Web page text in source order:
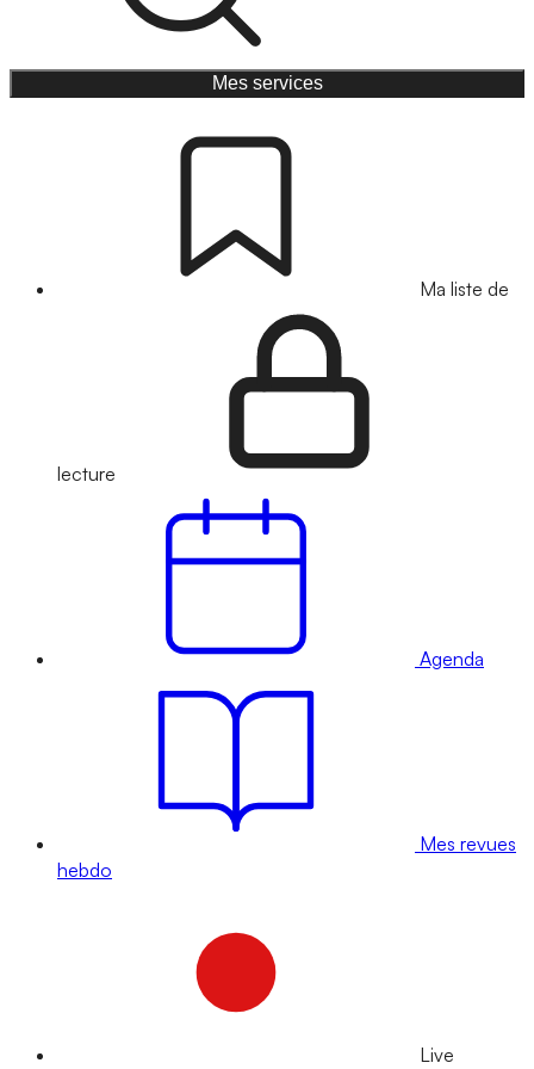
Mes services
Ma liste de
lecture
Agenda
Mes revues
hebdo
Live